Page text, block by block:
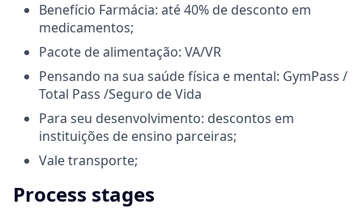
Benefício Farmácia: até 40% de desconto em
medicamentos;
Pacote de alimentação: VA/VR
Pensando na sua saúde física e mental: GymPass /
Total Pass /Seguro de Vida
Para seu desenvolvimento: descontos em
instituições de ensino parceiras;
Vale transporte;
Process stages